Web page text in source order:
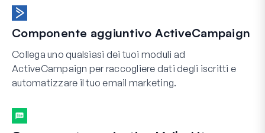
Componente aggiuntivo ActiveCampaign
Collega uno qualsiasi dei tuoi moduli ad
ActiveCampaign per raccogliere dati degli iscritti e
automatizzare il tuo email marketing.